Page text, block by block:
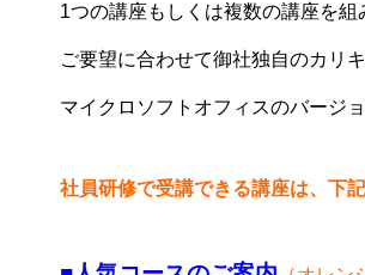
1つの講座もしくは複数の講座を
ご要望に合わせて御社独自のカリ
マイクロソフトオフィスのバージ
社員研修で受講できる講座は、下